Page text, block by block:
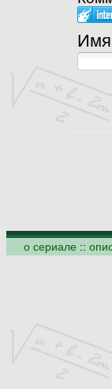
Имя
о сериале ::